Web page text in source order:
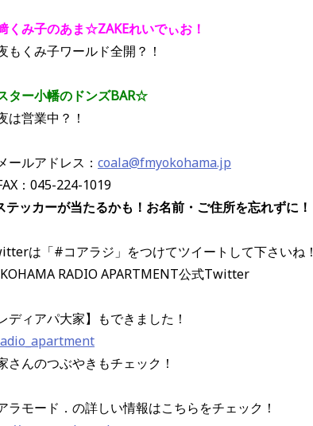
くみ子のあま☆ZAKEれいでぃお！
もくみ子ワールド全開？！
ター小幡のドンズBAR☆
は営業中？！
ールアドレス： coala@fmyokohama.jp
：045-224-1019
ッカーが当たるかも！お名前・ご住所を忘れずに！
は「#コアラジ」をつけてツイートして下さいね！
RADIO APARTMENT公式Twitter
レディアパ大家】もできました！
さんのつぶやきもチェック！
ラモード．の詳しい情報はこちらをチェック！